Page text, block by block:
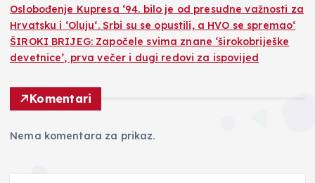
Oslobođenje Kupresa ‘94. bilo je od presudne važnosti za
Hrvatsku i ‘Oluju‘. Srbi su se opustili, a HVO se spremao‘
ŠIROKI BRIJEG: Započele svima znane ‘širokobriješke
devetnice’, prva večer i dugi redovi za ispovijed
Komentari
Nema komentara za prikaz.